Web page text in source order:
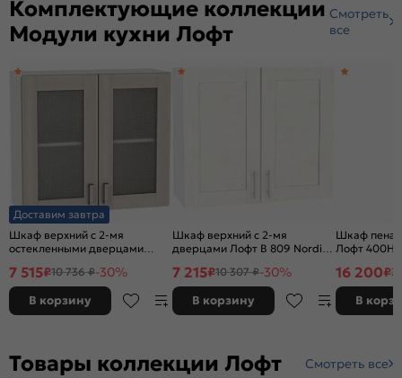
Комплектующие коллекции
Модули кухни Лофт
Смотреть
все
Доставим завтра
Шкаф верхний с 2-мя
остекленными дверцами
Veralinga-Белый
7 515₽10 736 ₽-30%
В корзину
Шкаф верхний с 2-мя
дверцами Лофт В 809 Nordic
7 215₽10 307 ₽-30%
В корзину
Шкаф
Лофт 400Н
Cappuccino
16 200₽
В
Товары коллекции Лофт Смотреть все